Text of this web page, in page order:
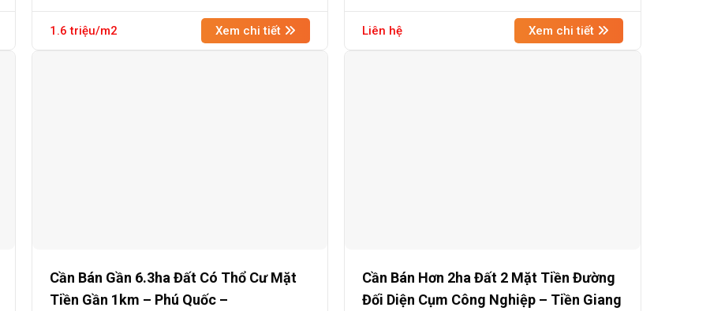
1.6 triệu/m2 Xem chi tiết Liên hệ Xem chi tiết
Cần Bán Gần 6.3ha Đất Có Thổ Cư Mặt
Tiền Gần 1km – Phú Quốc –
Cần Bán Hơn 2ha Đất 2 Mặt Tiền Đường
Đối Diện Cụm Công Nghiệp – Tiền Giang